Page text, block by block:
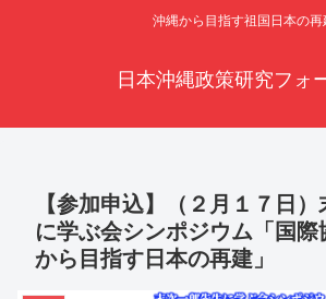
沖縄から目指す祖国日本の再
日本沖縄政策研究フォ
【参加申込】（２月１７日
に学ぶ会シンポジウム「国
から目指す日本の再建」